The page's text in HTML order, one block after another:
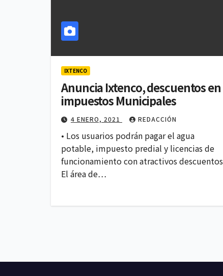
IXTENCO
Anuncia Ixtenco, descuentos en
impuestos Municipales
4 ENERO, 2021 REDACCIÓN
• Los usuarios podrán pagar el agua
potable, impuesto predial y licencias de
funcionamiento con atractivos descuentos
El área de…